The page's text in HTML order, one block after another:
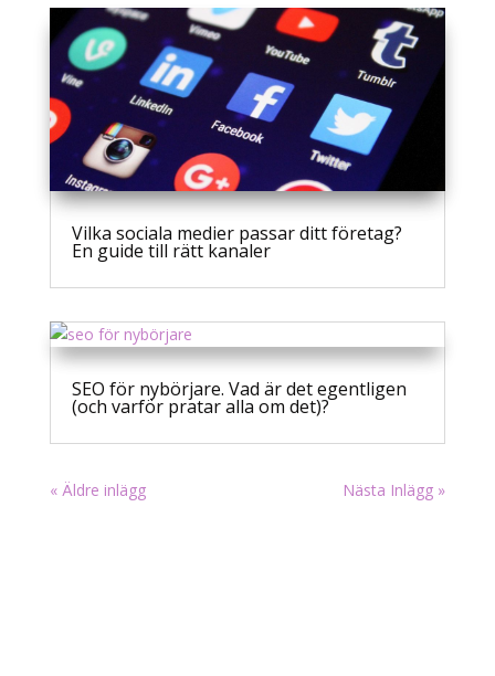
Vilka sociala medier passar ditt företag?
En guide till rätt kanaler
SEO för nybörjare. Vad är det egentligen
(och varför pratar alla om det)?
« Äldre inlägg Nästa Inlägg »